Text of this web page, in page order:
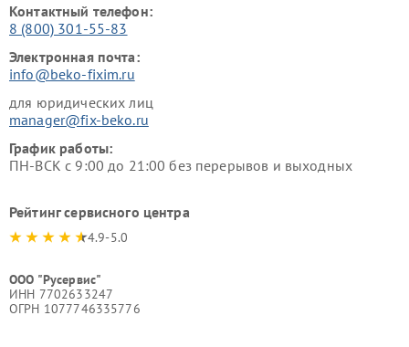
Контактный телефон:
8 (800) 301-55-83
Электронная почта:
info@beko-fixim.ru
для юридических лиц
manager@fix-beko.ru
График работы:
ПН-ВСК с 9:00 до 21:00 без перерывов и выходных
Рейтинг сервисного центра
4.9-5.0
ООО "Русервис"
ИНН 7702633247
ОГРН 1077746335776